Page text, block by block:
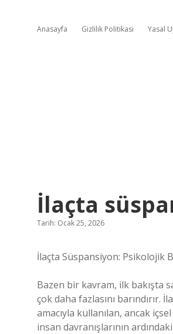
Anasayfa Gizlilik Politikası Yasal
İlaçta
Tarih: Ocak 25, 2026
İlaçta Süspansiyon: Psikolojik
Bazen bir kavram, ilk bakışta
çok daha fazlasını
amacıyla kullanılan, ancak
insan davranışlarının